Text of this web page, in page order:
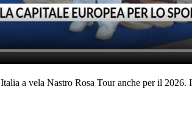
a vela Nastro Rosa Tour anche per il